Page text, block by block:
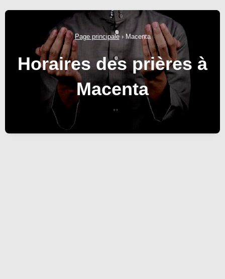
Page principale› Macenta
Horaires des prières à
Macenta